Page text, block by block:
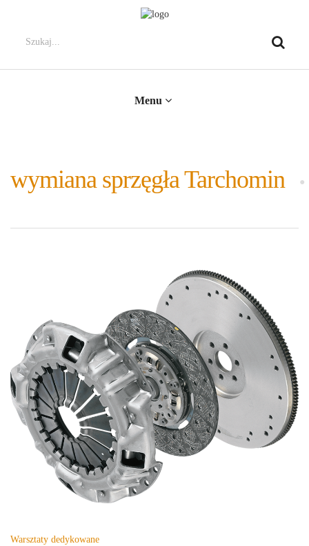
Menu
wymiana sprzęgła Tarchomin
Warsztaty dedykowane